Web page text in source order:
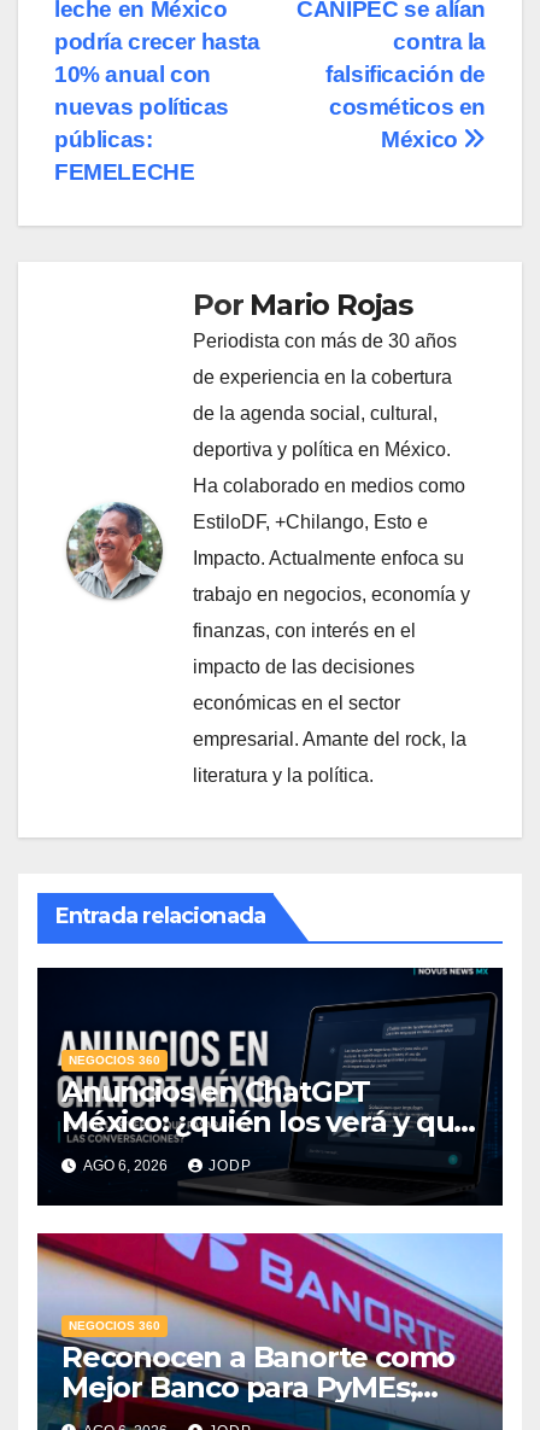
de
entradas
CANIPEC se alían
contra la
falsificación de
cosméticos en
México
leche en México
podría crecer hasta
10% anual con
nuevas políticas
públicas:
FEMELECHE
Por Mario Rojas
Periodista con más de 30 años
de experiencia en la cobertura
de la agenda social, cultural,
deportiva y política en México.
Ha colaborado en medios como
EstiloDF, +Chilango, Esto e
Impacto. Actualmente enfoca su
trabajo en negocios, economía y
finanzas, con interés en el
impacto de las decisiones
económicas en el sector
empresarial. Amante del rock, la
literatura y la política.
Entrada relacionada
NEGOCIOS 360
Anuncios en ChatGPT
México: ¿quién los verá y qué
pasará con las
conversaciones?
AGO 6, 2026 JODP
NEGOCIOS 360
Reconocen a Banorte como
Mejor Banco para PyMEs;
supera 14% del mercado